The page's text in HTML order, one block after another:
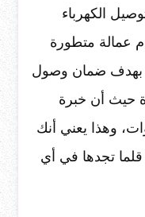
الكهرباء
عمالة متطورة
بهدف ضمان وصول
حيث أن خبرة
وهذا يعني أنك
تجدها في أي